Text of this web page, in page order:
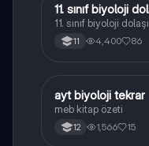
Biyoloji
11. sınıf biyoloji
11. sınıf biyoloji
11 4,400 86
Biyoloji
ayt biyoloji tekrar
meb kitap özeti
12 1,566 15